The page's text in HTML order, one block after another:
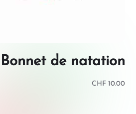
Bonnet de natation
CHF10.00